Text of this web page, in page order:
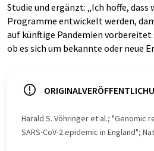
Studie und ergänzt: „Ich hoffe,
Programme entwickelt werden,
auf künftige Pandemien vorbereitet
ob es sich um bekannte oder neue
Harald S. Vöhringer et al.; "Genomic
SARS-CoV-2 epidemic in England";